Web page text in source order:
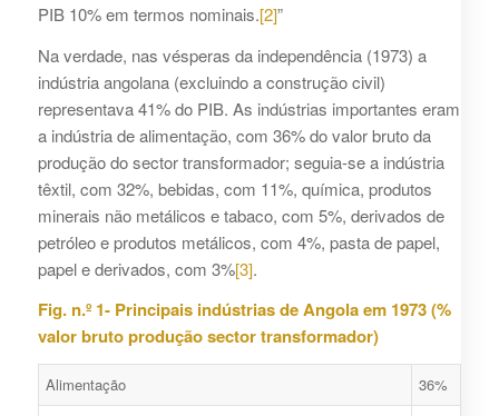
PIB 10% em termos nominais.[2]”
Na verdade, nas vésperas da independência (1973) a
indústria angolana (excluindo a construção civil)
representava 41% do PIB. As indústrias importantes eram
a indústria de alimentação, com 36% do valor bruto da
produção do sector transformador; seguia-se a indústria
têxtil, com 32%, bebidas, com 11%, química, produtos
minerais não metálicos e tabaco, com 5%, derivados de
petróleo e produtos metálicos, com 4%, pasta de papel,
papel e derivados, com 3%[3].
Fig. n.º 1- Principais indústrias de Angola em 1973 (%
valor bruto produção sector transformador)
Alimentação
36%